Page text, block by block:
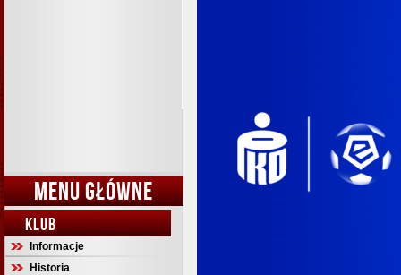
MENU GŁÓWNE
KLUB
Informacje
Historia